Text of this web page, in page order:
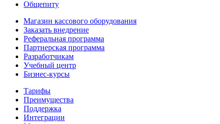
Общепиту
Магазин кассового оборудования
Заказать внедрение
Реферальная программа
Партнерская программа
Разработчикам
Учебный центр
Бизнес‑курсы
Тарифы
Преимущества
Поддержка
Интеграции